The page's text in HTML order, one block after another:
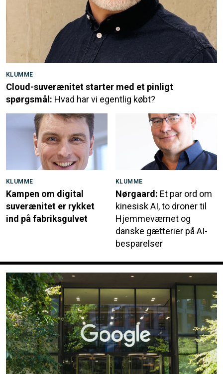
KLUMME
Cloud-suverænitet starter med et pinligt
spørgsmål: Hvad har vi egentlig købt?
KLUMME
Kampen om digital
suverænitet er rykket
ind på fabriksgulvet
KLUMME
Nørgaard: Et par ord om
kinesisk AI, to droner til
Hjemmeværnet og
danske gætterier på AI-
besparelser